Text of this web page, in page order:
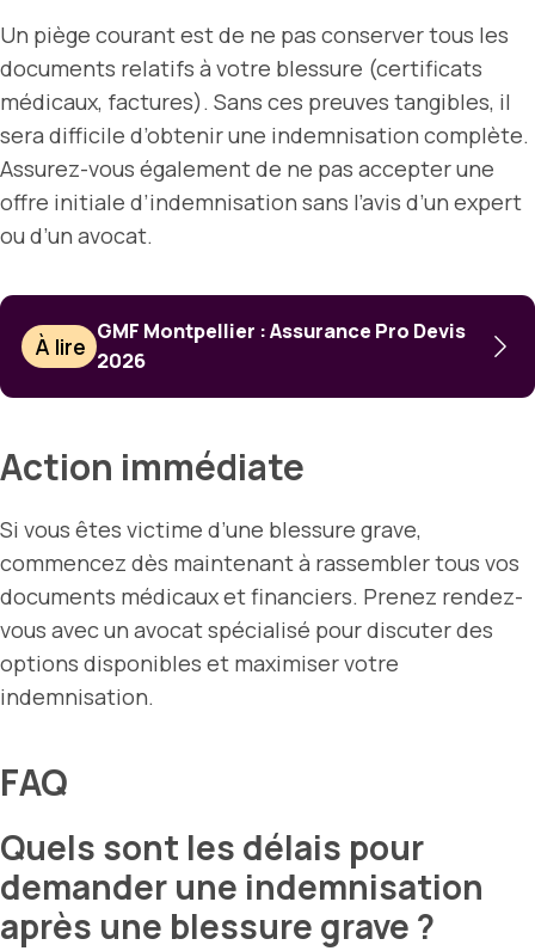
Un piège courant est de ne pas conserver tous les
documents relatifs à votre blessure (certificats
médicaux, factures). Sans ces preuves tangibles, il
sera difficile d’obtenir une indemnisation complète.
Assurez-vous également de ne pas accepter une
offre initiale d’indemnisation sans l’avis d’un expert
ou d’un avocat.
À lire
GMF Montpellier : Assurance Pro Devis
2026
Action immédiate
Si vous êtes victime d’une blessure grave,
commencez dès maintenant à rassembler tous vos
documents médicaux et financiers. Prenez rendez-
vous avec un avocat spécialisé pour discuter des
options disponibles et maximiser votre
indemnisation.
FAQ
Quels sont les délais pour
demander une indemnisation
après une blessure grave ?